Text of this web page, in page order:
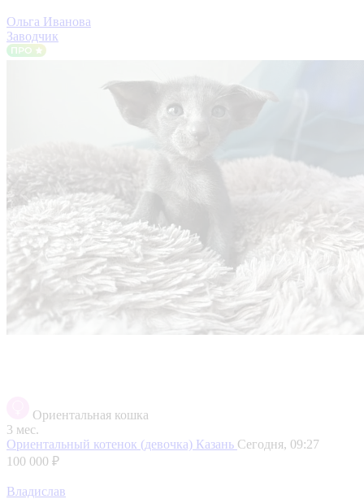
Ольга Иванова
Заводчик
Ориентальная кошка
3 мес.
Ориентальный котенок (девочка) Казань Сегодня, 09:27
100 000 ₽
Владислав